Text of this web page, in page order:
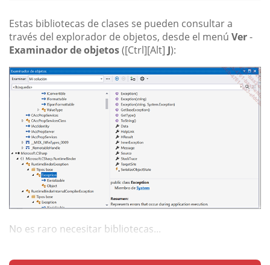
Estas bibliotecas de clases se pueden consultar a
través del explorador de objetos, desde el menú Ver-
Examinador de objetos([Ctrl][Alt] J):
No es raro necesitar bibliotecas...